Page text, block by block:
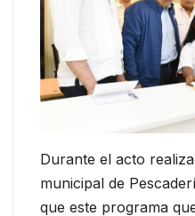
Durante el acto
municipal de
que este programa